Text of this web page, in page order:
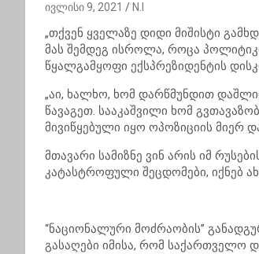
ივლისი 9, 2021 N.I
„თქვენ ყველაზე დიდი მიშისტი
მას შემდეგ ისროლა, როცა
წყალგამყოფი ექსპრეზიდენტის
„აი, ხალხო, ხომ დარწმუნდით
წავაგეთ. სააკაშვილი ხომ
მივიწყებული იყო ოპოზიციის მიერ
მთავარი სამიზნე ვინ არის იმ
კატასტროფული შეცდომები, იქნებ
“ნაციონალური მოძრაობის”
გასაღები იმისა, რომ საქართველო